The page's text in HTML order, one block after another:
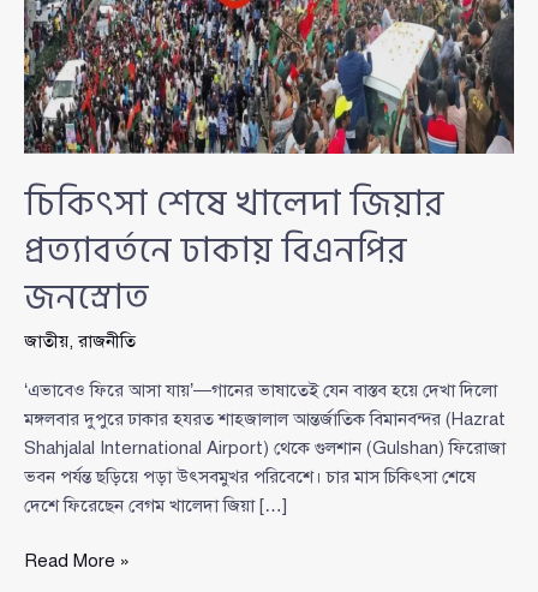
চিকিৎসা শেষে খালেদা জিয়ার
প্রত্যাবর্তনে ঢাকায় বিএনপির
জনস্রোত
জাতীয়,রাজনীতি
‘এভাবেও ফিরে আসা যায়’—গানের ভাষাতেই যেন বাস্তব হয়ে দেখা দিলো
মঙ্গলবার দুপুরে ঢাকার হযরত শাহজালাল আন্তর্জাতিক বিমানবন্দর (Hazrat
Shahjalal International Airport) থেকে গুলশান (Gulshan) ফিরোজা
ভবন পর্যন্ত ছড়িয়ে পড়া উৎসবমুখর পরিবেশে। চার মাস চিকিৎসা শেষে
দেশে ফিরেছেন বেগম খালেদা জিয়া […]
চিকিৎসা
Read More »